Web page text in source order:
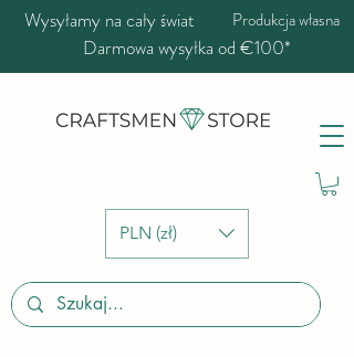
PLN (zł)
Wysyłamy na cały świat Produkcja własna
Darmowa wysyłka od €100*